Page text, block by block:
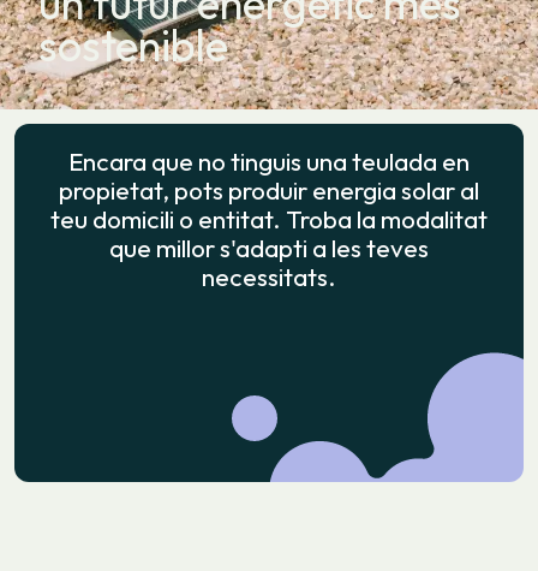
sostenible
Encara que no tinguis una teulada en
propietat, pots produir energia solar al
teu domicili o entitat. Troba la modalitat
que millor s'adapti a les teves
necessitats.